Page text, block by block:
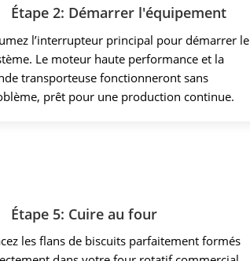
Étape 2: Démarrer l'équipement
l’interrupteur principal pour démarrer le
Le moteur haute performance et la
transporteuse fonctionneront sans
prêt pour une production continue.
Étape 5: Cuire au four
les flans de biscuits parfaitement formés